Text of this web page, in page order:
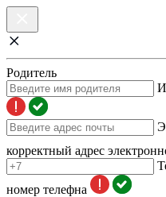
Родитель
корректный адрес
номер телефна